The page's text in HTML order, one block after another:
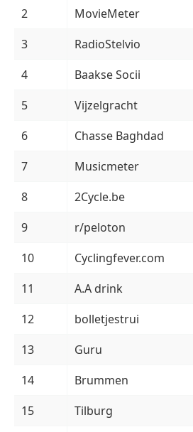
2
MovieMeter
3
RadioStelvio
4
Baakse Socii
5
Vijzelgracht
6
Chasse Baghdad
7
Musicmeter
8
2Cycle.be
9
r/peloton
10
Cyclingfever.com
11
A.A drink
12
bolletjestrui
13
Guru
14
Brummen
15
Tilburg